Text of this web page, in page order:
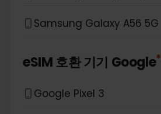
Samsung Galaxy A56 5G
eSIM 호환 기기 Google*
Google Pixel 3